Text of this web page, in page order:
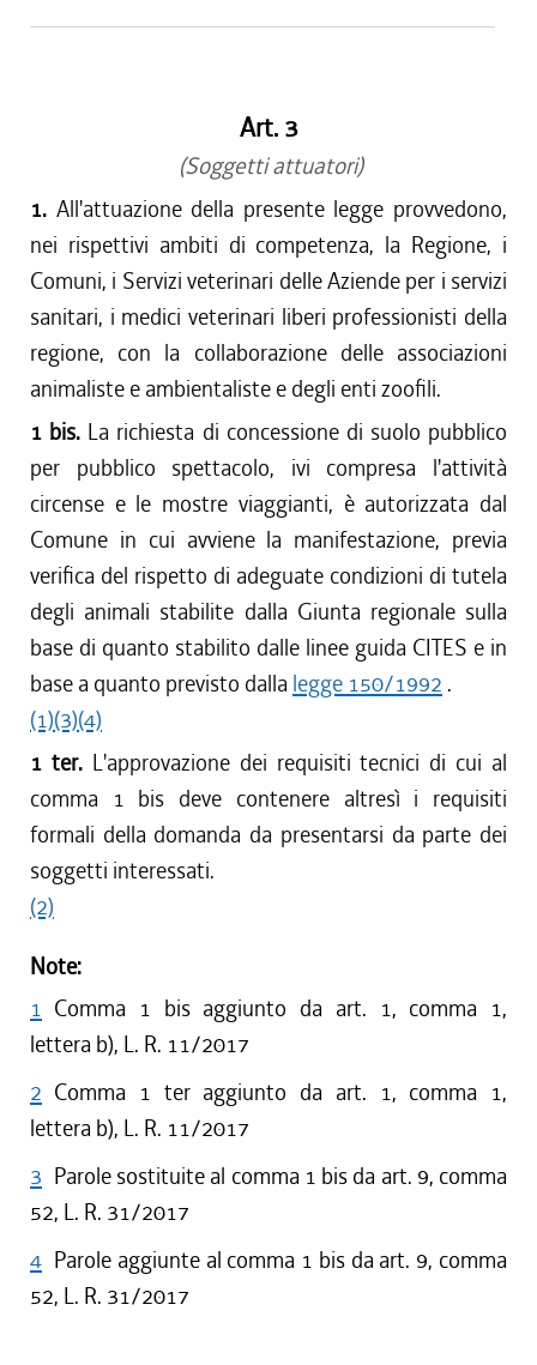
dal 02/04/2015 al 22/07/2015
dal 29/12/2012 al 10/04/2013
dal 01/11/2012 al 28/12/2012
Art. 3
(Soggetti attuatori)
1. All'attuazione della presente legge provvedono,
nei rispettivi ambiti di competenza, la Regione, i
Comuni, i Servizi veterinari delle Aziende per i servizi
sanitari, i medici veterinari liberi professionisti della
regione, con la collaborazione delle associazioni
animaliste e ambientaliste e degli enti zoofili.
1 bis. La richiesta di concessione di suolo pubblico
per pubblico spettacolo, ivi compresa l'attività
circense e le mostre viaggianti, è autorizzata dal
Comune in cui avviene la manifestazione, previa
verifica del rispetto di adeguate condizioni di tutela
degli animali stabilite dalla Giunta regionale sulla
base di quanto stabilito dalle linee guida CITES e in
base a quanto previsto dalla legge 150/1992 .
(1)(3)(4)
1 ter. L'approvazione dei requisiti tecnici di cui al
comma 1 bis deve contenere altresì i requisiti
formali della domanda da presentarsi da parte dei
soggetti interessati.
(2)
Note:
1 Comma 1 bis aggiunto da art. 1, comma 1,
lettera b), L. R. 11/2017
2 Comma 1 ter aggiunto da art. 1, comma 1,
lettera b), L. R. 11/2017
3 Parole sostituite al comma 1 bis da art. 9, comma
52, L. R. 31/2017
4 Parole aggiunte al comma 1 bis da art. 9, comma
52, L. R. 31/2017